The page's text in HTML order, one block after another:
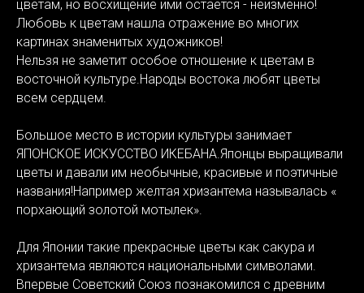
цветам, но восхищение ими остается - неизменно!
Любовь к цветам нашла отражение во многих
картинах знаменитых художников!
Нельзя не заметит особое отношение к цветам в
восточной культуре.Народы востока любят цветы
всем сердцем.
Большое место в истории культуры занимает
ЯПОНСКОЕ ИСКУССТВО ИКЕБАНА.Японцы выращивали
цветы и давали им необычные, красивые и поэтичные
названия!Например желтая хризантема называлась «
порхающий золотой мотылек».
Для Японии такие прекрасные цветы как сакура и
хризантема являются национальными символами.
Впервые Советский Союз познакомился с древним